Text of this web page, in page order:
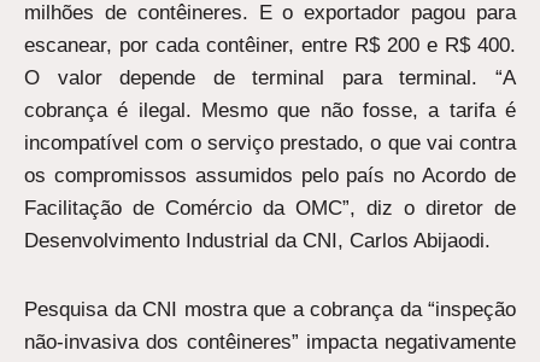
milhões de contêineres. E o exportador pagou para
escanear, por cada contêiner, entre R$ 200 e R$ 400.
O valor depende de terminal para terminal. “A
cobrança é ilegal. Mesmo que não fosse, a tarifa é
incompatível com o serviço prestado, o que vai contra
os compromissos assumidos pelo país no Acordo de
Facilitação de Comércio da OMC”, diz o diretor de
Desenvolvimento Industrial da CNI, Carlos Abijaodi.
Pesquisa da CNI mostra que a cobrança da “inspeção
não-invasiva dos contêineres” impacta negativamente